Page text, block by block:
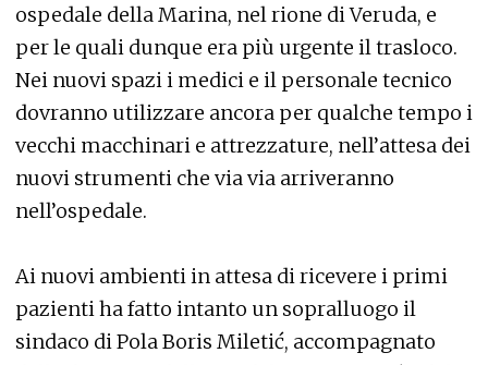
ospedale della Marina, nel rione di Veruda, e
per le quali dunque era più urgente il trasloco.
Nei nuovi spazi i medici e il personale tecnico
dovranno utilizzare ancora per qualche tempo i
vecchi macchinari e attrezzature, nell’attesa dei
nuovi strumenti che via via arriveranno
nell’ospedale.
Ai nuovi ambienti in attesa di ricevere i primi
pazienti ha fatto intanto un sopralluogo il
sindaco di Pola Boris Miletić, accompagnato